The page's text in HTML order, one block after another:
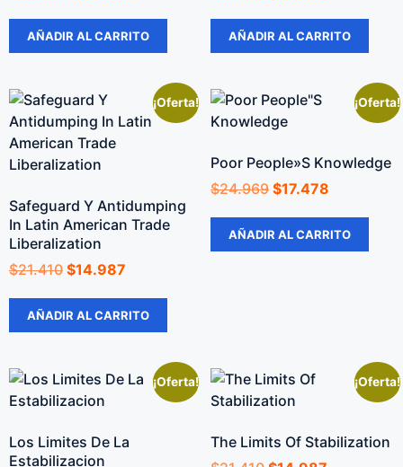
AÑADIR AL CARRITO AÑADIR AL CARRITO
¡Oferta!
Safeguard Y Antidumping
In Latin American Trade
Liberalization
$21.410 $14.987
AÑADIR AL CARRITO
¡Oferta!
Poor People»S Knowledge
$24.969 $17.478
AÑADIR AL CARRITO
¡Oferta!
Los Limites De La
Estabilizacion
¡Oferta!
The Limits Of Stabilization